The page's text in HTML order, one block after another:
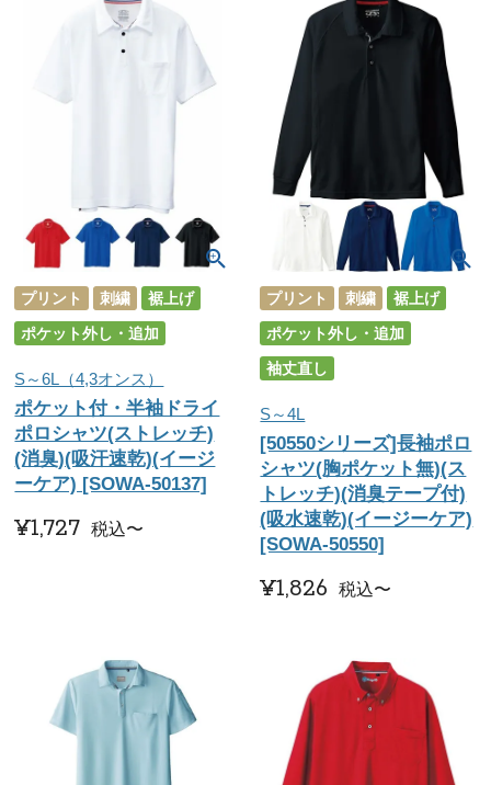
プリント 刺繍
裾上げ
ポケット外し・追加
S～6L（4,3オンス）
ポケット付・半袖ドライ
ポロシャツ(ストレッチ)
(消臭)(吸汗速乾)(イージ
ーケア) [SOWA-50137]
¥1,727 税込〜
プリント 刺繍
裾上げ
ポケット外し・追加
袖丈直し
S～4L
[50550シリーズ]長袖ポロ
シャツ(胸ポケット無)(ス
トレッチ)(消臭テープ付)
(吸水速乾)(イージーケア)
[SOWA-50550]
¥1,826 税込〜